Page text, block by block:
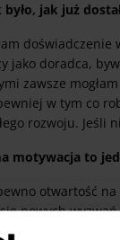
było, jak już
doświadczenie
jako doradca,
zawsze
w tym co
rozwoju. Jeśli
motywacja to
otwartość
nowych
ale trzeba być